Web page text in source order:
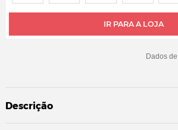
IR PARA A LOJA
Dados
Descrição